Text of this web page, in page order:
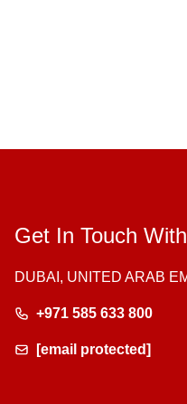
Get In Touch
DUBAI, UNITED ARAB
+971 585 633 800
[email protected]